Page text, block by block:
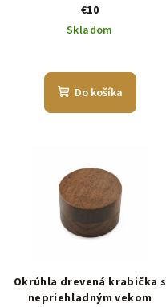
€10
Skladom
Do košíka
Okrúhla drevená krabička s
nepriehľadným vekom